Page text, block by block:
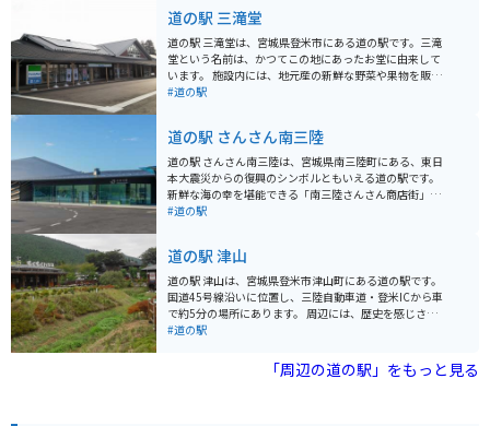
道の駅 三滝堂
道の駅 三滝堂は、宮城県登米市にある道の駅です。三滝
堂という名前は、かつてこの地にあったお堂に由来して
います。 施設内には、地元産の新鮮な野菜や果物を販売
する農産物直売所、登米市の特産品を販売する物産館、
は、緑豊かな山々が広がっており、ツーリングに最適な
ルートが数多くあります。 特に、栗原市方面へ続く国道
398号線は、変化に富んだワインディングロードとして
知られており、多くのライダーに楽しまれています。 道
の駅 三滝堂で休憩する際には、地元産の食材を使用した
#道の駅
道の駅 さんさん南三陸
道の駅 さんさん南三陸は、宮城県南三陸町にある、東日
本大震災からの復興のシンボルともいえる道の駅です。
新鮮な海の幸を堪能できる「南三陸さんさん商店街」
や、震災を語り継ぐ「南三陸町震災復興祈念公園」など
です。 南三陸町は、新鮮な魚介類が有名で、特にタコは
絶品です。 道の駅 さんさん南三陸でも、新鮮な魚介類を
使った料理や、地元の特産品を購入することができま
す。 震災の記憶を未来へ繋ぐ場所として、ぜひ一度訪れ
てみてください。
#道の駅
道の駅 津山
道の駅 津山は、宮城県登米市津山町にある道の駅です。
国道45号線沿いに位置し、三陸自動車道・登米ICから車
で約5分の場所にあります。 周辺には、歴史を感じさせ
る津山城跡や、自然豊かな横山不動尊などがあり、観光
新鮮な野菜や果物、海産物などが販売されており、お土
産探しにも最適です。 バイクで訪れる場合は、駐車場も
#道の駅
「周辺の道の駅」をもっと見る